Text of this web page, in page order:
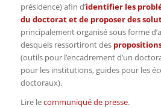
présidence) afin d’identifier les
du doctorat et de proposer des
principalement organisé sous forme
desquels ressortiront des
(outils pour l’encadrement d’un
pour les institutions, guides pour les
doctoraux).
Lire lecommuniqué de presse.